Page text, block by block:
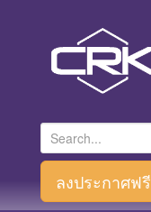
e
r
ลงประกาศฟรี